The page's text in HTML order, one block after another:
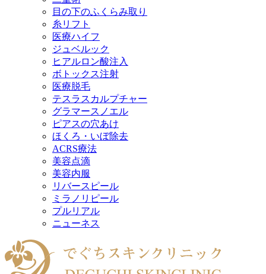
目の下のふくらみ取り
糸リフト
医療ハイフ
ジュベルック
ヒアルロン酸注入
ボトックス注射
医療脱毛
テスラスカルプチャー
グラマースノエル
ピアスの穴あけ
ほくろ・いぼ除去
ACRS療法
美容点滴
美容内服
リバースピール
ミラノリピール
プルリアル
ニューネス